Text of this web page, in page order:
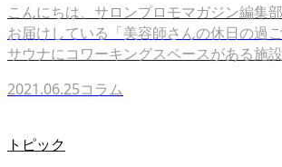
こんにちは、サロンプロモマガジン編集
お届けしている「美容師さんの休日の過
サウナにコワーキングスペースがある施
2021.06.25コラム
トピック